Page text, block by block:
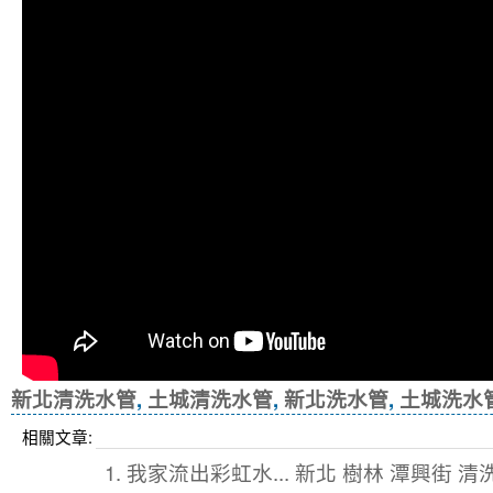
新北清洗水管, 土城清洗水管, 新北洗水管, 土城洗水
相關文章:
1. 我家流出彩虹水... 新北 樹林 潭興街 清